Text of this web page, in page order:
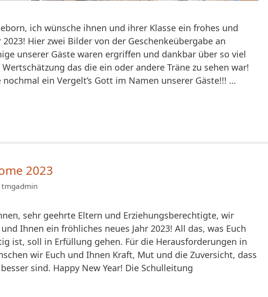
ich wünsche ihnen und ihrer Klasse ein frohes und
2023! Hier zwei Bilder von der Geschenkeübergabe an
unserer Gäste waren ergriffen und dankbar über so viel
das die ein oder andere Träne zu sehen war!
ein Vergelt’s Gott im Namen unserer Gäste!!! …
2023
tmgadmin
sehr geehrte Eltern und Erziehungsberechtigte, wir
Ihnen ein fröhliches neues Jahr 2023! All das, was Euch
ist, soll in Erfüllung gehen. Für die Herausforderungen in
wir Euch und Ihnen Kraft, Mut und die Zuversicht, dass
sind. Happy New Year! Die Schulleitung